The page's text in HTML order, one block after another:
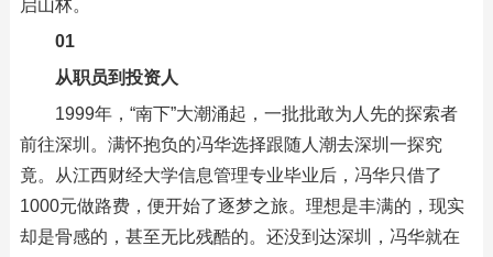
启山林。
01
从职员到投资人
1999年，“南下”大潮涌起，一批批敢为人先的探索者
前往深圳。满怀抱负的冯华选择跟随人潮去深圳一探究
竟。从江西财经大学信息管理专业毕业后，冯华只借了
1000元做路费，便开始了逐梦之旅。理想是丰满的，现实
却是骨感的，甚至无比残酷的。还没到达深圳，冯华就在